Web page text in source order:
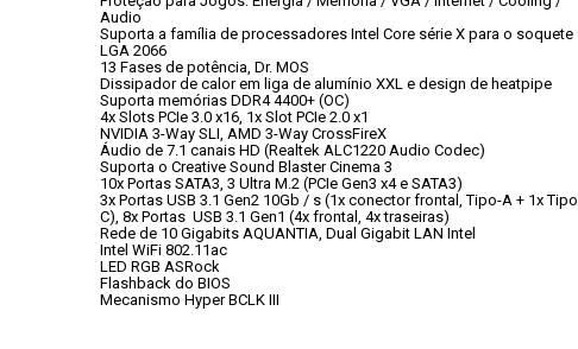
Audio
Suporta a família de processadores Intel Core série X para o soquete
LGA 2066
13 Fases de potência, Dr. MOS
Dissipador de calor em liga de alumínio XXL e design de heatpipe
Suporta memórias DDR4 4400+ (OC)
4x Slots PCIe 3.0 x16, 1x Slot PCIe 2.0 x1
NVIDIA 3-Way SLI, AMD 3-Way CrossFireX
Áudio de 7.1 canais HD (Realtek ALC1220 Audio Codec)
Suporta o Creative Sound Blaster Cinema 3
10x Portas SATA3, 3 Ultra M.2 (PCIe Gen3 x4 e SATA3)
3x Portas USB 3.1 Gen2 10Gb / s (1x conector frontal, Tipo-A + 1x Tipo
C), 8x Portas  USB 3.1 Gen1 (4x frontal, 4x traseiras)
Rede de 10 Gigabits AQUANTIA, Dual Gigabit LAN Intel
Intel WiFi 802.11ac
LED RGB ASRock
Flashback do BIOS
Mecanismo Hyper BCLK III